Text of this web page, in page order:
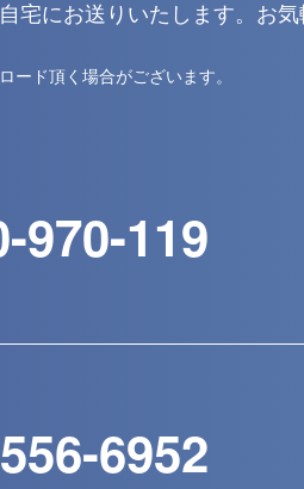
宅にお送りいたします。お気
ド頂く場合がございます。
6952
970-119